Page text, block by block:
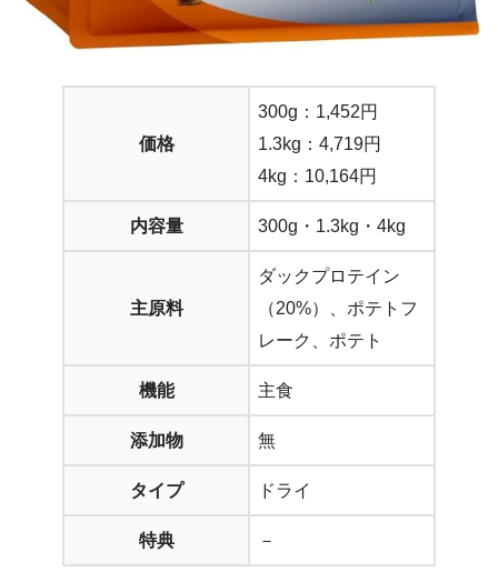
価格
300g：1,452円
1.3kg：4,719円
4kg：10,164円
内容量 300g・1.3kg・4kg
主原料
ダックプロテイン
（20%）、ポテトフ
レーク、ポテト
機能 主食
添加物 無
タイプ ドライ
特典 －